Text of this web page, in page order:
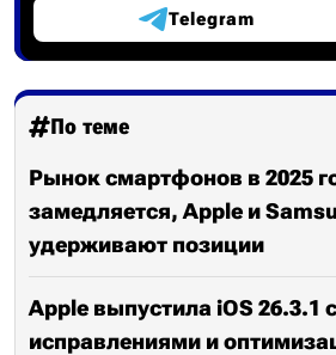
Telegram
По теме
Рынок смартфонов в 2025
замедляется, Apple и
удерживают позиции
Apple выпустила iOS 26.3.1 с
исправлениями и